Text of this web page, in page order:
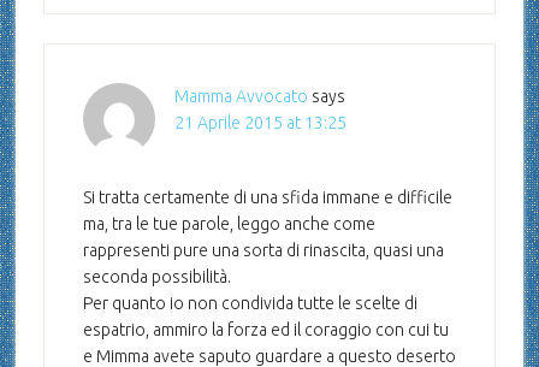
Mamma Avvocato says
21 Aprile 2015 at 13:25
Si tratta certamente di una sfida immane e difficile
ma, tra le tue parole, leggo anche come
rappresenti pure una sorta di rinascita, quasi una
seconda possibilità.
Per quanto io non condivida tutte le scelte di
espatrio, ammiro la forza ed il coraggio con cui tu
e Mimma avete saputo guardare a questo deserto